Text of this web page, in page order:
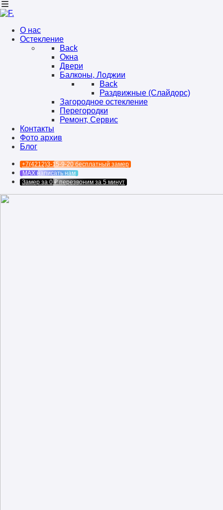
О нас
Остекление
Back
Окна
Двери
Балконы, Лоджии
Back
Раздвижные (Слайдорс)
Загородное остекление
Перегородки
Ремонт, Сервис
Контакты
Фото архив
Блог
+7(4212)3-15-9-20 бесплатный замер
MAX написать нам
Замер за 0 ₽ перезвоним за 5 минут